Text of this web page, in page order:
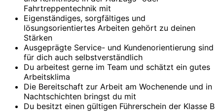
Fahrtreppentechnik mit
Eigenständiges, sorgfältiges und
lösungsorientiertes Arbeiten gehört zu deinen
Stärken
Ausgeprägte Service- und Kundenorientierung sind
für dich auch selbstverständlich
Du arbeitest gerne im Team und schätzt ein gutes
Arbeitsklima
Die Bereitschaft zur Arbeit am Wochenende und in
Nachtschichten bringst du mit
Du besitzt einen gültigen Führerschein der Klasse B